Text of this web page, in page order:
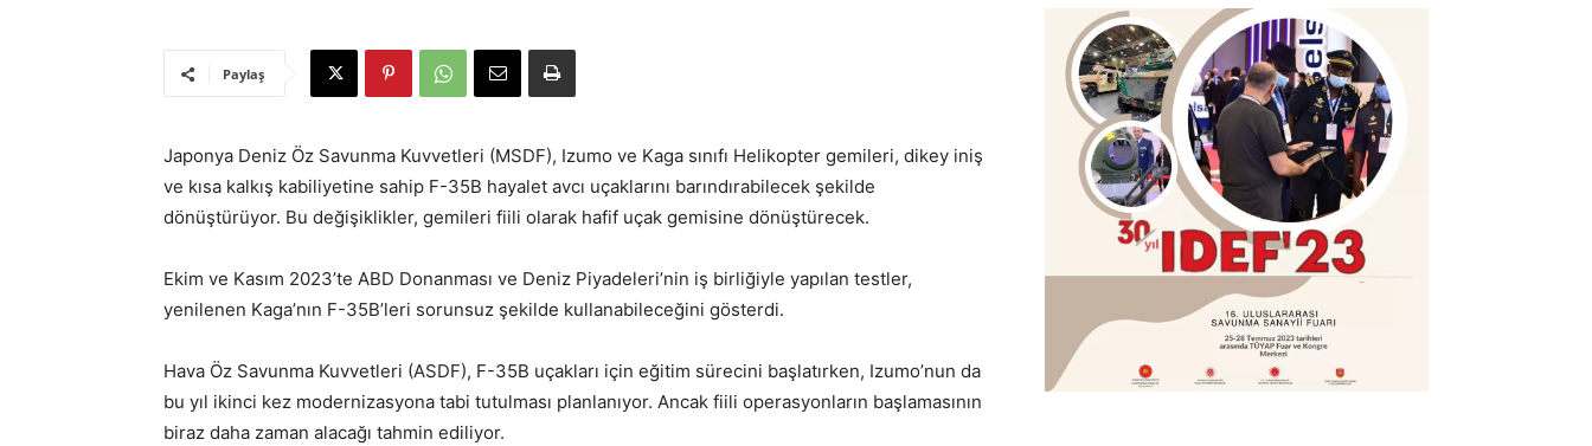
Paylaş
Japonya Deniz Öz Savunma Kuvvetleri (MSDF), Izumo ve Kaga sınıfı Helikopter gemileri, dikey iniş
ve kısa kalkış kabiliyetine sahip F-35B hayalet avcı uçaklarını barındırabilecek şekilde
dönüştürüyor. Bu değişiklikler, gemileri fiili olarak hafif uçak gemisine dönüştürecek.
Ekim ve Kasım 2023’te ABD Donanması ve Deniz Piyadeleri’nin iş birliğiyle yapılan testler,
yenilenen Kaga’nın F-35B’leri sorunsuz şekilde kullanabileceğini gösterdi.
Hava Öz Savunma Kuvvetleri (ASDF), F-35B uçakları için eğitim sürecini başlatırken, Izumo’nun da
bu yıl ikinci kez modernizasyona tabi tutulması planlanıyor. Ancak fiili operasyonların başlamasının
biraz daha zaman alacağı tahmin ediliyor.